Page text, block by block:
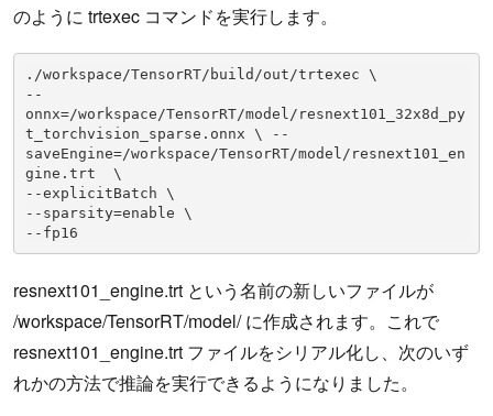
のように trtexec コマンドを実行します。
./workspace/TensorRT/build/out/trtexec \
--
onnx=/workspace/TensorRT/model/resnext101_32x8d_py
t_torchvision_sparse.onnx \ --
saveEngine=/workspace/TensorRT/model/resnext101_en
gine.trt  \
--explicitBatch \
--sparsity=enable \
--fp16
resnext101_engine.trt という名前の新しいファイルが
/workspace/TensorRT/model/ に作成されます。これで
resnext101_engine.trt ファイルをシリアル化し、次のいず
れかの方法で推論を実行できるようになりました。